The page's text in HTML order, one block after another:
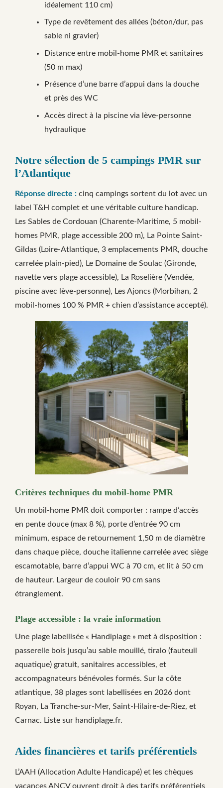
idéalement 110 cm)
Type de revêtement des allées (béton/dur, pas
sable ni gravier)
Distance entre mobil-home PMR et sanitaires
(50 m max)
Présence d’une barre d’appui dans la douche
et près des WC
Accès direct à la piscine via lève-personne
hydraulique
Notre sélection de 5 campings PMR sur
l’Atlantique
Réponse directe : cinq campings sortent du lot avec un
label T&H complet et une véritable culture handicap.
Les Sables de Cordouan (Charente-Maritime, 5 mobil-
homes PMR, plage accessible 200 m), La Pointe Saint-
Gildas (Loire-Atlantique, 3 emplacements PMR, douche
carrelée plain-pied), Le Domaine de Soulac (Gironde,
navette vers plage accessible), La Roselière (Vendée,
piscine avec lève-personne), Les Ajoncs (Morbihan, 2
mobil-homes 100 % PMR + chien d’assistance accepté).
Critères techniques du mobil-home PMR
Un mobil-home PMR doit comporter : rampe d’accès
en pente douce (max 8 %), porte d’entrée 90 cm
minimum, espace de retournement 1,50 m de diamètre
dans chaque pièce, douche italienne carrelée avec siège
escamotable, barre d’appui WC à 70 cm, et lit à 50 cm
de hauteur. Largeur de couloir 90 cm sans
étranglement.
Plage accessible : la vraie information
Une plage labellisée « Handiplage » met à disposition :
passerelle bois jusqu’au sable mouillé, tiralo (fauteuil
aquatique) gratuit, sanitaires accessibles, et
accompagnateurs bénévoles formés. Sur la côte
atlantique, 38 plages sont labellisées en 2026 dont
Royan, La Tranche-sur-Mer, Saint-Hilaire-de-Riez, et
Carnac. Liste sur handiplage.fr.
Aides financières et tarifs préférentiels
L’AAH (Allocation Adulte Handicapé) et les chèques
vacances ANCV ouvrent droit à des tarifs préférentiels